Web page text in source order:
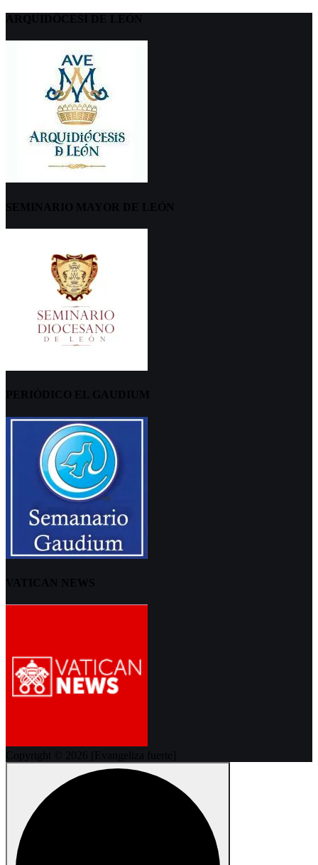
ARQUIDÖCESI DE LEÓN
SEMINARIO MAYOR DE LEÓN
PERIÓDICO EL GAUDIUM
VATICAN NEWS
Copyright © 2026 [Evangeliza fuerte]